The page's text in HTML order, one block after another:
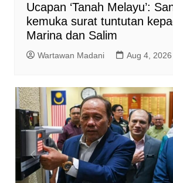
Ucapan ‘Tanah Melayu’:
kemuka surat tuntutan
Marina dan Salim
Wartawan Madani Aug 4, 2026